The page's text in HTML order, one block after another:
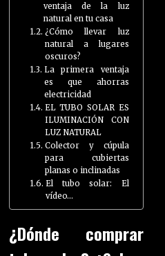
ventaja de la luz
natural en tu casa
¿Cómo llevar luz
natural a lugares
oscuros?
La primera ventaja
es que ahorras
electricidad
EL TUBO SOLAR ES
ILUMINACIÓN CON
LUZ NATURAL
Colector y cúpula
para cubiertas
planas o inclinadas
El tubo solar: El
vídeo…
¿Dónde comprar